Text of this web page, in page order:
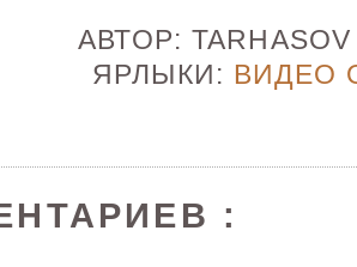
АВТОР:
ЯРЛЫКИ: ВИДЕО
: